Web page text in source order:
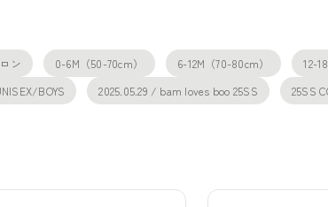
ン 0-6M（50-70cm） 6-12M（70-80cm） 12-
BOYS 2025.05.29 / bam loves boo 25SS 25SS